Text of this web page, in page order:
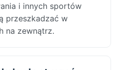
i innych sportów
przeszkadzać w
na zewnątrz.